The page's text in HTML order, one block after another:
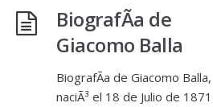
BiografÃ­a de
Giacomo Balla
BiografÃ­a de Giacomo Balla,
naciÃ³ el 18 de Julio de